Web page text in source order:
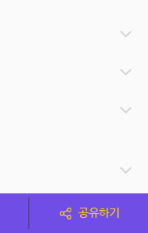
공유하기
자가 아닙니다. 따라서 스페이스클